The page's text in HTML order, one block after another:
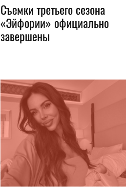
Съемки третьего сезона
«Эйфории» официально
завершены